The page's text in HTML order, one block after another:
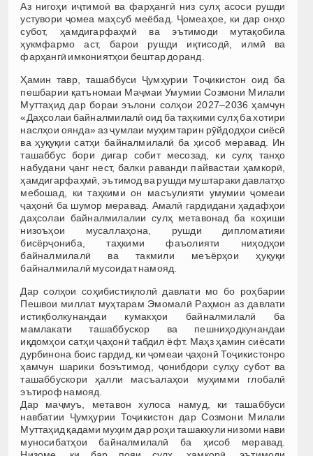
Аз нигоҳи иҷтимоӣ ва фарҳангӣ низ сулҳ асоси рушди
устувори ҷомеа маҳсуб меёбад. Ҷомеаҳое, ки дар онҳо
субот, ҳамдигарфаҳмӣ ва эътимоди мутақобила
ҳукмфармо аст, барои рушди иқтисодӣ, илмӣ ва
фарҳангӣ имкониятҳои бештар доранд.
Ҳамин тавр, ташаббуси Ҷумҳурии Тоҷикистон оид ба
пешбарии қатъномаи Маҷмаи Умумии Созмони Милали
Муттаҳид дар бораи эълони солҳои 2027–2036 ҳамчун
«Даҳсолаи байналмилалӣ оид ба таҳкими сулҳ ба хотири
наслҳои оянда» аз ҷумлаи муҳимтарин рӯйдодҳои сиёсӣ
ва ҳуқуқии сатҳи байналмилалӣ ба ҳисоб меравад. Ин
ташаббус бори дигар собит месозад, ки сулҳ танҳо
набудани ҷанг нест, балки раванди пайвастаи ҳамкорӣ,
ҳамдигарфаҳмӣ, эътимод ва рушди муштараки давлатҳо
мебошад, ки таҳкими он масъулияти умумии ҷомеаи
ҷаҳонӣ ба шумор меравад. Амалӣ гардидани ҳадафҳои
даҳсолаи байналмилалии сулҳ метавонад ба коҳиши
низоъҳои мусаллаҳона, рушди дипломатияи
бисёрҷониба, таҳкими фаъолияти ниҳодҳои
байналмилалӣ ва такмили меъёрҳои ҳуқуқи
байналмилалӣ мусоидат намояд.
Дар солҳои соҳибистиқлолӣ давлати мо бо роҳбарии
Пешвои миллат муҳтарам Эмомалӣ Раҳмон аз давлати
истиқболкунандаи кумакҳои байналмилалӣ ба
мамлакати ташаббускор ва пешниҳодкунандаи
иқдомҳои сатҳи ҷаҳонӣ табдил ёфт. Маҳз ҳамин сиёсати
дурбинона боис гардид, ки ҷомеаи ҷаҳонӣ Тоҷикистонро
ҳамчун шарики боэътимод, ҷонибдори сулҳу субот ва
ташаббускори ҳалли масъалаҳои муҳимми глобалӣ
эътироф намояд.
Дар маҷмуъ, метавон хулоса намуд, ки ташаббуси
навбатии Ҷумҳурии Тоҷикистон дар Созмони Милали
Муттаҳид қадами муҳим дар роҳи ташаккули низоми нави
муносибатҳои байналмилалӣ ба ҳисоб меравад.